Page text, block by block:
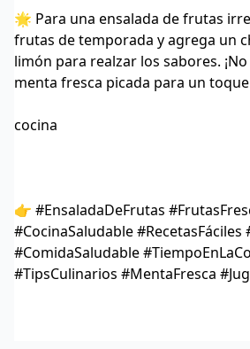
🌟 Para una ensalada de frutas
frutas de temporada y agrega un
limón para realzar los sabores.
menta fresca picada para un
cocina
👉 #EnsaladaDeFrutas
#CocinaSaludable
#ComidaSaludable
#TipsCulinarios #MentaFresca